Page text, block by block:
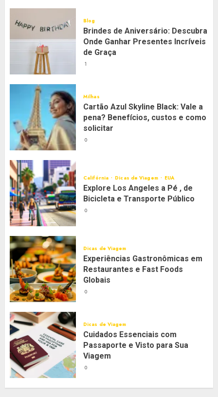
Blog
Brindes de Aniversário: Descubra
Onde Ganhar Presentes Incríveis
de Graça
1
Milhas
Cartão Azul Skyline Black: Vale a
pena? Benefícios, custos e como
solicitar
0
Califórnia Dicas de Viagem EUA
Explore Los Angeles a Pé , de
Bicicleta e Transporte Público
0
Dicas de Viagem
Experiências Gastronômicas em
Restaurantes e Fast Foods
Globais
0
Dicas de Viagem
Cuidados Essenciais com
Passaporte e Visto para Sua
Viagem
0